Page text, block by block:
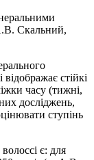
Скальний,
стійкі
часу (тижні,
досліджень,
ступінь
є: для